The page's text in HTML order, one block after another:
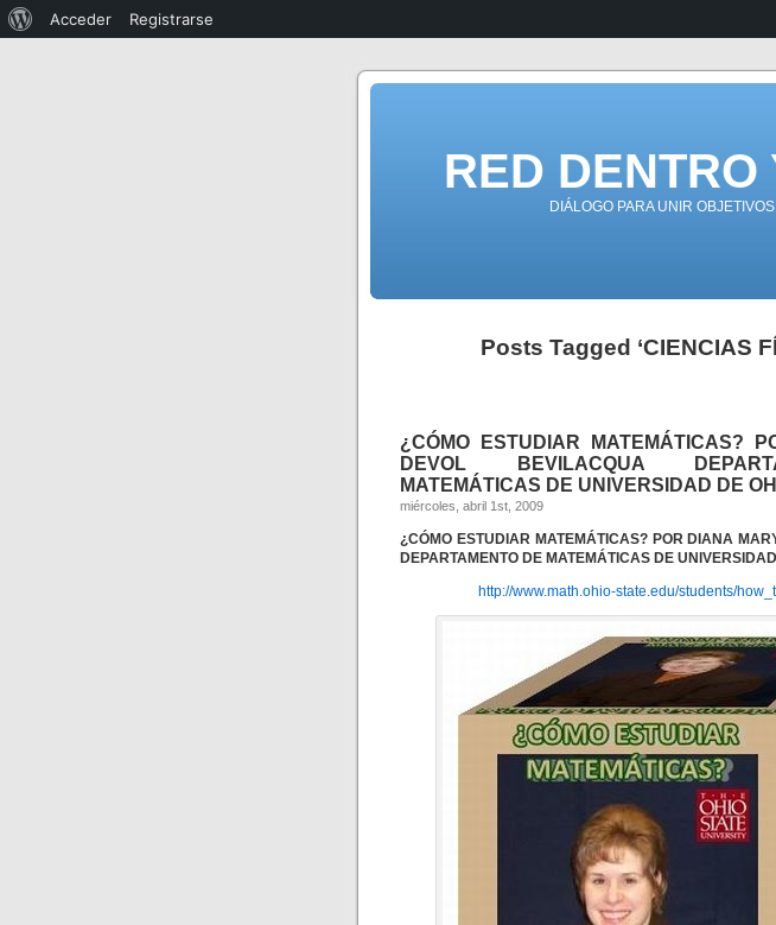
RED
DIÁLOGO PARA UNIR
Posts Tagged ‘CIENCIAS
¿CÓMO ESTUDIAR MATEMÁTICAS?
DEVOL BEVILACQUA
MATEMÁTICAS DE UNIVERSIDAD DE
miércoles, abril 1st, 2009
¿CÓMO ESTUDIAR MATEMÁTICAS? POR DIANA
DEPARTAMENTO DE MATEMÁTICAS DE
http://www.math.ohio-state.edu/students/
Acceder Registrarse